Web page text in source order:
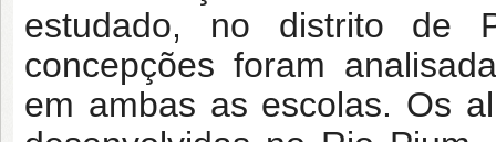
estudado, no distrito de
concepções foram
em ambas as escolas. Os